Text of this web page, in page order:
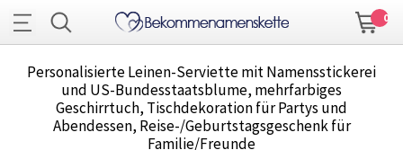
0
Personalisierte Leinen-Serviette mit Namensstickerei
und US-Bundesstaatsblume, mehrfarbiges
Geschirrtuch, Tischdekoration für Partys und
Abendessen, Reise-/Geburtstagsgeschenk für
Familie/Freunde